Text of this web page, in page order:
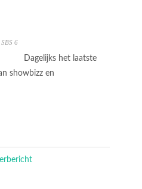
SBS 6
Dagelijks het laatste
showbizz en